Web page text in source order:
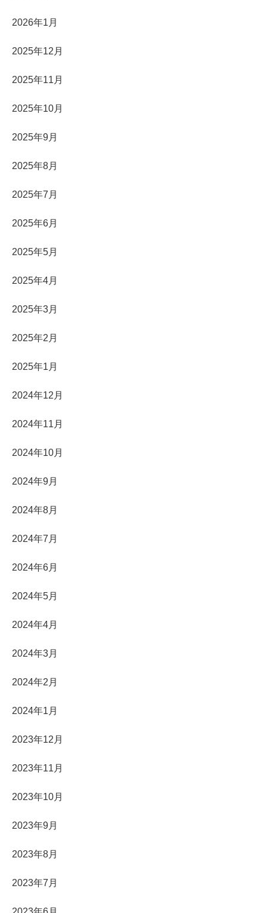
2026年1月
2025年12月
2025年11月
2025年10月
2025年9月
2025年8月
2025年7月
2025年6月
2025年5月
2025年4月
2025年3月
2025年2月
2025年1月
2024年12月
2024年11月
2024年10月
2024年9月
2024年8月
2024年7月
2024年6月
2024年5月
2024年4月
2024年3月
2024年2月
2024年1月
2023年12月
2023年11月
2023年10月
2023年9月
2023年8月
2023年7月